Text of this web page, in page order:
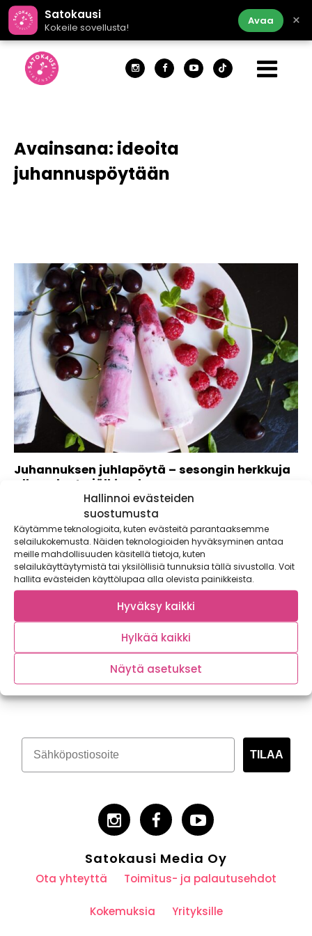
Hallinnoi evästeiden
suostumusta
Käytämme teknologioita, kuten evästeitä parantaaksemme
selailukokemusta. Näiden teknologioiden hyväksyminen antaa
meille mahdollisuuden käsitellä tietoja, kuten
selailukäyttäytymistä tai yksilöllisiä tunnuksia tällä sivustolla. Voit
hallita evästeiden käyttölupaa alla olevista painikkeista.
Hyväksy kaikki
Hylkää kaikki
Näytä asetukset
Satokausi
Kokeile sovellusta!
Avaa ×
Avainsana: ideoita
juhannuspöytään
Juhannuksen juhlapöytä – sesongin herkkuja
alkupalasta jälkiruokaan
Juhannus on kesän kohokohta – yöttömän yön juhla, joka
kokoaa ystävät ja perheen yhteisen...
Tilaa kasvispitoinen uutiskirje
TILAA
Satokausi Media Oy
Ota yhteyttä Toimitus- ja palautusehdot
Kokemuksia Yrityksille